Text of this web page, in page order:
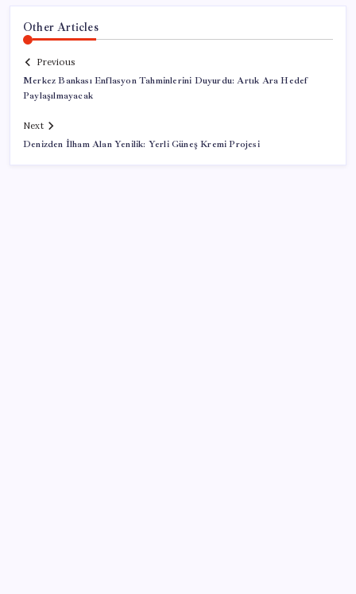
Other Articles
Previous
Merkez Bankası Enflasyon Tahminlerini Duyurdu: Artık Ara Hedef
Paylaşılmayacak
Next
Denizden İlham Alan Yenilik: Yerli Güneş Kremi Projesi